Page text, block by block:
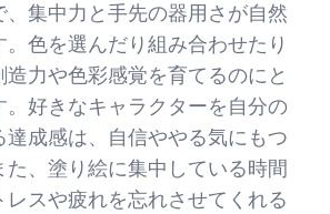
、集中力と手先の器用さが自然
。色を選んだり組み合わせたり
力や色彩感覚を育てるのにと
。好きなキャラクターを自分の
達成感は、自信ややる気にもつ
た、塗り絵に集中している時間
レスや疲れを忘れさせてくれる